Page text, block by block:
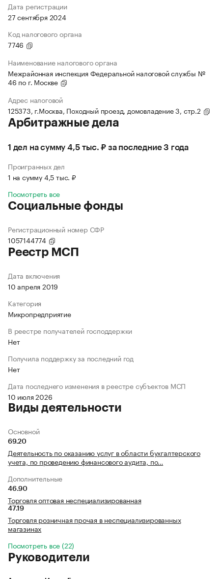
Дата регистрации
27 сентября 2024
Код налогового органа
7746
Наименование налогового органа
Межрайонная инспекция Федеральной налоговой службы №
46 по г. Москве
Адрес налоговой
125373, г.Москва, Походный проезд, домовладение 3, стр.2
Арбитражные дела
1 дел на сумму 4,5 тыс. ₽ за последние 3 года
Проигранных дел
1 на сумму 4,5 тыс. ₽
Посмотреть все
Социальные фонды
Регистрационный номер СФР
1057144774
Реестр МСП
Дата включения
10 апреля 2019
Категория
Микропредприятие
В реестре получателей господдержки
Нет
Получила поддержку за последний год
Нет
Дата последнего изменения в реестре субъектов МСП
10 июля 2026
Виды деятельности
Основной
69.20
Деятельность по оказанию услуг в области бухгалтерского
учета, по проведению финансового аудита, по…
Дополнительные
46.90
Торговля оптовая неспециализированная
47.19
Торговля розничная прочая в неспециализированных
магазинах
Посмотреть все (22)
Руководители